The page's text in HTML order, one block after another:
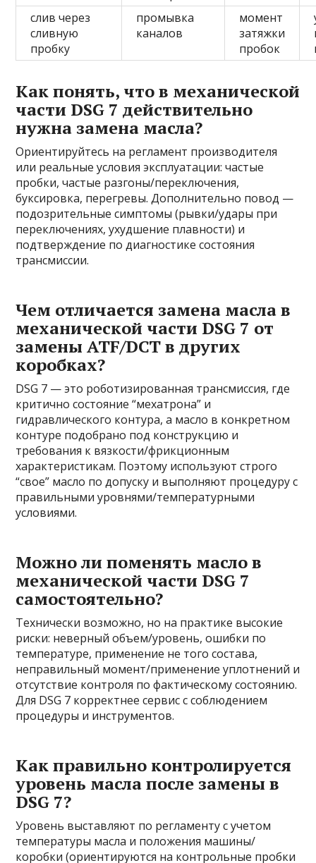
слив через
сливную
пробку
промывка
каналов
момент
затяжки
пробок
Как понять, что в механической
части DSG 7 действительно
нужна замена масла?
Ориентируйтесь на регламент производителя
или реальные условия эксплуатации: частые
пробки, частые разгоны/переключения,
буксировка, перегревы. Дополнительно повод —
подозрительные симптомы (рывки/удары при
переключениях, ухудшение плавности) и
подтверждение по диагностике состояния
трансмиссии.
Чем отличается замена масла в
механической части DSG 7 от
замены ATF/DCT в других
коробках?
DSG 7 — это роботизированная трансмиссия, где
критично состояние “мехатрона” и
гидравлического контура, а масло в конкретном
контуре подобрано под конструкцию и
требования к вязкости/фрикционным
характеристикам. Поэтому используют строго
“свое” масло по допуску и выполняют процедуру с
правильными уровнями/температурными
условиями.
Можно ли поменять масло в
механической части DSG 7
самостоятельно?
Технически возможно, но на практике высокие
риски: неверный объем/уровень, ошибки по
температуре, применение не того состава,
неправильный момент/применение уплотнений и
отсутствие контроля по фактическому состоянию.
Для DSG 7 корректнее сервис с соблюдением
процедуры и инструментов.
Как правильно контролируется
уровень масла после замены в
DSG 7?
Уровень выставляют по регламенту с учетом
температуры масла и положения машины/
коробки (ориентируются на контрольные пробки